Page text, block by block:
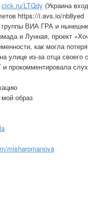
clck.ru/LTQdy (Украина
https://i.avs.io/nb8yed
ВИА ГРА и
и Лунная, проект
как могла
улице из-за отца
прокомментировала
мой образ
misharomanova